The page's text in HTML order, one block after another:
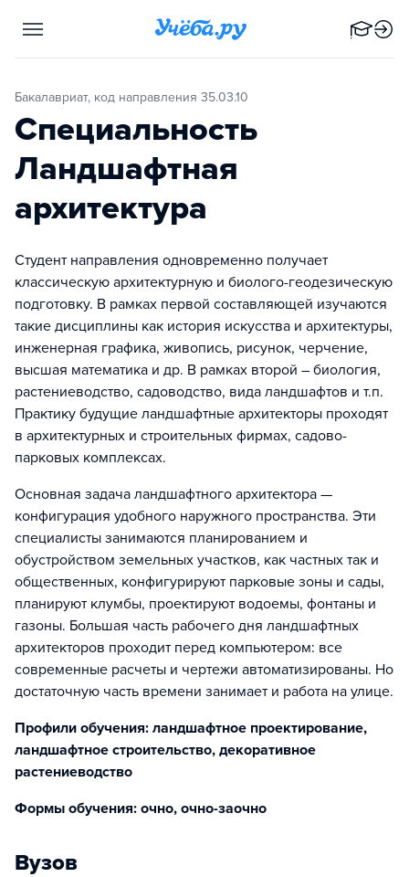
Бакалавриат, код направления 35.03.10
Специальность
Ландшафтная
архитектура
Студент направления одновременно получает
классическую архитектурную и биолого-геодезическую
подготовку. В рамках первой составляющей изучаются
такие дисциплины как история искусства и архитектуры,
инженерная графика, живопись, рисунок, черчение,
высшая математика и др. В рамках второй – биология,
растениеводство, садоводство, вида ландшафтов и т.п.
Практику будущие ландшафтные архитекторы проходят
в архитектурных и строительных фирмах, садово-
парковых комплексах.
Основная задача ландшафтного архитектора —
конфигурация удобного наружного пространства. Эти
специалисты занимаются планированием и
обустройством земельных участков, как частных так и
общественных, конфигурируют парковые зоны и сады,
планируют клумбы, проектируют водоемы, фонтаны и
газоны. Большая часть рабочего дня ландшафтных
архитекторов проходит перед компьютером: все
современные расчеты и чертежи автоматизированы. Но
достаточную часть времени занимает и работа на улице.
Профили обучения: ландшафтное проектирование,
ландшафтное строительство, декоративное
растениеводство
Формы обучения: очно, очно-заочно
Вузов